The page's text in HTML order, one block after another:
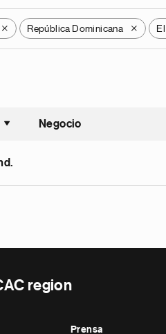
X República Dominicana X
Ordenar
Negocio
region
Prensa